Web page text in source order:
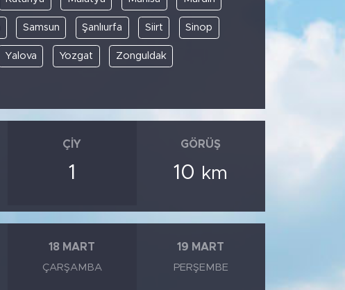
Samsun Şanlıurfa Siirt Sinop
Yalova Yozgat Zonguldak
ÇIY
1
GÖRÜŞ
10 km
18 MART
ÇARŞAMBA
19 MART
PERŞEMBE